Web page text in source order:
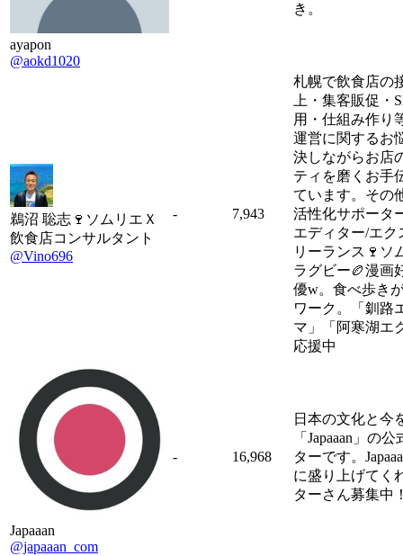
ayapon
@aokd1020
き。
鵜沼 聡志🍷ソムリエＸ
飲食店コンサルタント
@Vino696
- 7,943
札幌で飲食店の
上・集客販促・
用・仕組み作り
運営に関するお
決しながらお店
ティを磨くお手
ています。その
活性化サポータ
エディター/エク
リーランス🍷ソ
ラグビー🏉漫画
優w。食べ歩き
ワーク。「釧路
マ」「阿寒湖エ
応援中
Japaaan
@japaaan_com
- 16,968
日本の文化と今
「Japaaan」の
ターです。
に盛り上げてく
ターさん募集中